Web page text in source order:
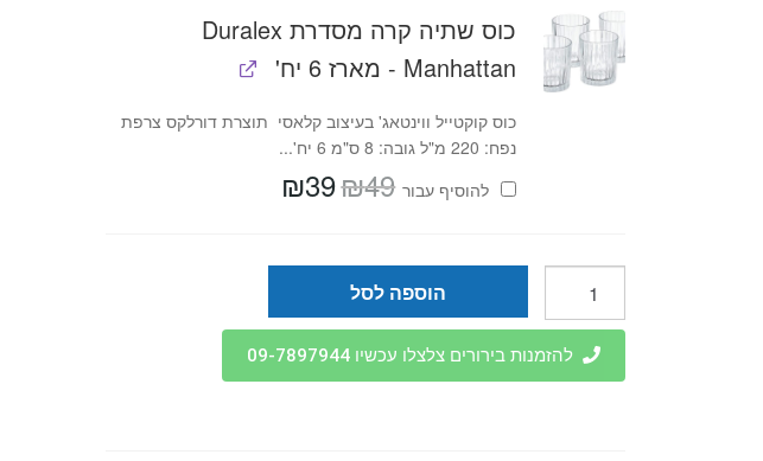
כוס שתיה קרה מסדרת Duralex
Manhattan - מארז 6 יח'
כוס קוקטייל ווינטאג' בעיצוב קלאסי תוצרת דורלקס צרפת
נפח: 220 מ"ל גובה: 8 ס"מ 6 יח'...
להוסיף⁦⁩ עבור
₪49 המחיר
המקורי
₪39
מסחטת
הדרים
הוספה לסל
להזמנות בירורים צלצלו עכשיו 09-7897944